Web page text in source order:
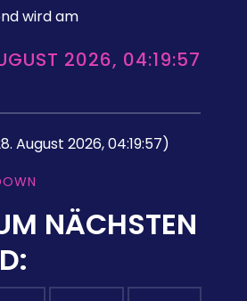
wird am
2026, 04:19:57
August 2026, 04:19:57)
NÄCHSTEN